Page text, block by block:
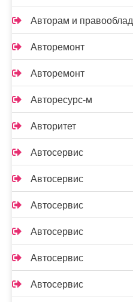
Авторам и
Авторемонт
Авторемонт
Авторесурс-м
Авторитет
Автосервис
Автосервис
Автосервис
Автосервис
Автосервис
Автосервис